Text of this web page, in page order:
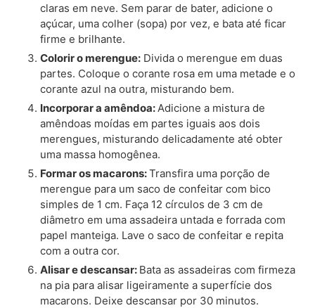
claras em neve. Sem parar de bater, adicione o
açúcar, uma colher (sopa) por vez, e bata até ficar
firme e brilhante.
Colorir o merengue: Divida o merengue em duas
partes. Coloque o corante rosa em uma metade e o
corante azul na outra, misturando bem.
Incorporar a amêndoa: Adicione a mistura de
amêndoas moídas em partes iguais aos dois
merengues, misturando delicadamente até obter
uma massa homogênea.
Formar os macarons:Transfira uma porção de
merengue para um saco de confeitar com bico
simples de 1 cm. Faça 12 círculos de 3 cm de
diâmetro em uma assadeira untada e forrada com
papel manteiga. Lave o saco de confeitar e repita
com a outra cor.
Alisar e descansar: Bata as assadeiras com firmeza
na pia para alisar ligeiramente a superfície dos
macarons. Deixe descansar por 30 minutos.